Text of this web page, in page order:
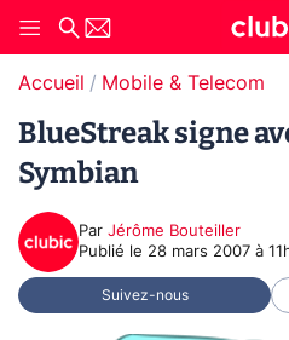
Accueil Mobile & Telecom
BlueStreak signe
Symbian
Par Jérôme Bouteiller
Publié le 28 mars 2007 à
Suivez-nous